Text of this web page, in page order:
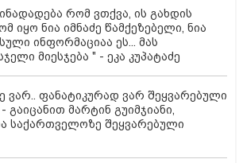
რომ ვთქვა, ის გახდის
იყო ნია იმნაძე წამქეზებელი, ნია
ინფორმაციაა ეს... მას
მიესჯება " - ეკა კუპატაძე
ვარ.. ფანატიკურად ვარ შეყვარებული
მარტინ გუიმჯიანი,
საქართველოზე შეყვარებული